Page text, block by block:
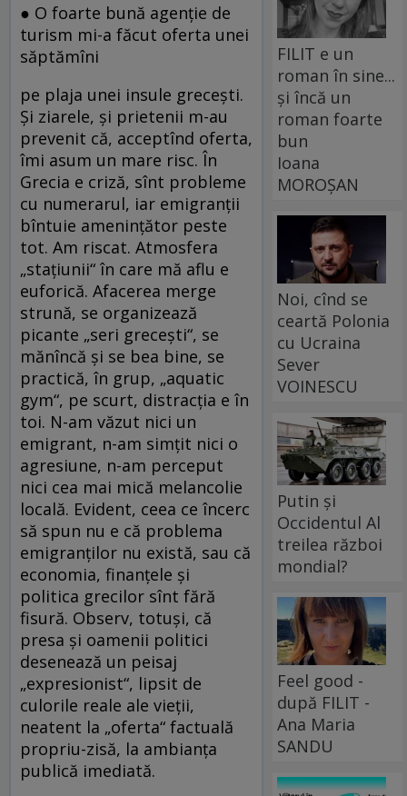
● O foarte bună agenţie de
turism mi-a făcut oferta unei
săptămîni
pe plaja unei insule greceşti.
Şi ziarele, şi prietenii m-au
prevenit că, acceptînd oferta,
îmi asum un mare risc. În
Grecia e criză, sînt probleme
cu numerarul, iar emigranţii
bîntuie ameninţător peste
tot. Am riscat. Atmosfera
„staţiunii“ în care mă aflu e
euforică. Afacerea merge
strună, se organizează
picante „seri greceşti“, se
mănîncă şi se bea bine, se
practică, în grup, „aquatic
gym“, pe scurt, distracţia e în
toi. N-am văzut nici un
emigrant, n-am simţit nici o
agresiune, n-am perceput
nici cea mai mică melancolie
locală. Evident, ceea ce încerc
să spun nu e că problema
emigranţilor nu există, sau că
economia, finanţele şi
politica grecilor sînt fără
fisură. Observ, totuşi, că
presa şi oamenii politici
desenează un peisaj
„expresionist“, lipsit de
culorile reale ale vieţii,
neatent la „oferta“ factuală
propriu-zisă, la ambianţa
publică imediată.
FILIT e un
roman în sine...
și încă un
roman foarte
bun
Ioana
MOROȘAN
Noi, cînd se
ceartă Polonia
cu Ucraina
Sever
VOINESCU
Putin și
Occidentul Al
treilea război
mondial?
Feel good -
după FILIT -
Ana Maria
SANDU